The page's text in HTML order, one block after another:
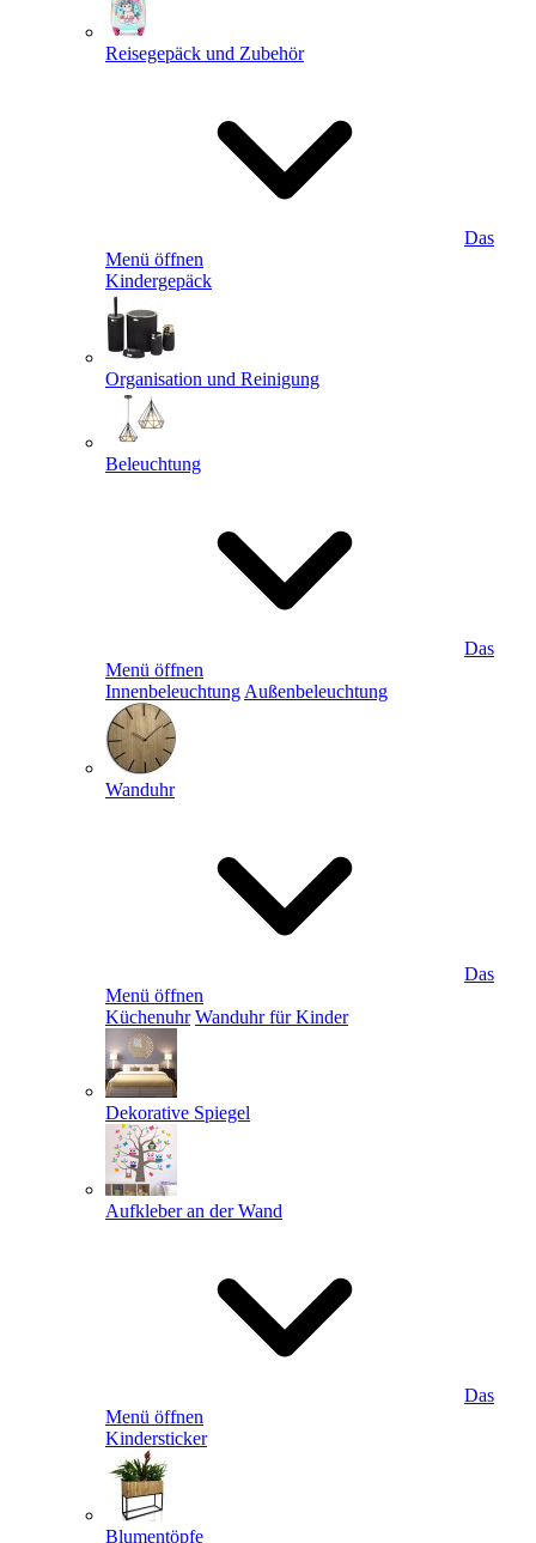
Reisegepäck und Zubehör
Das
Menü öffnen
Kindergepäck
Organisation und Reinigung
Beleuchtung
Das
Menü öffnen
Innenbeleuchtung Außenbeleuchtung
Wanduhr
Das
Menü öffnen
Küchenuhr Wanduhr für Kinder
Dekorative Spiegel
Aufkleber an der Wand
Das
Menü öffnen
Kindersticker
Blumentöpfe